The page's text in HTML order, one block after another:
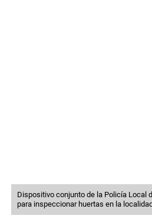
Dispositivo conjunto de la Policía Local
para inspeccionar huertas en la